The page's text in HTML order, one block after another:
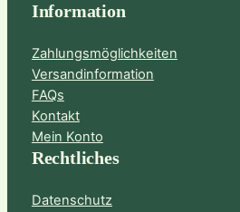
Information
Zahlungsmöglichkeiten
Versandinformation
FAQs
Kontakt
Mein Konto
Rechtliches
Datenschutz